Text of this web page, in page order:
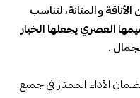
الأناقة والمتانة، لتناسب
العصري يجعلها الخيار
.
الأداء الممتاز في جميع